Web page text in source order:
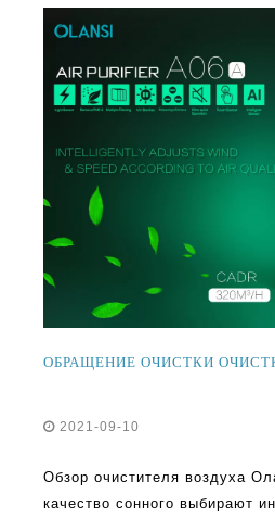
2021-09-10
Обзор очистителя воздуха
качество сонного выбирают